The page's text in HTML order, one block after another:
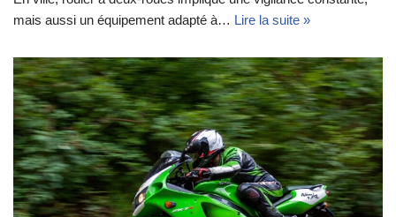
mais aussi un équipement adapté à… Lire la suite »